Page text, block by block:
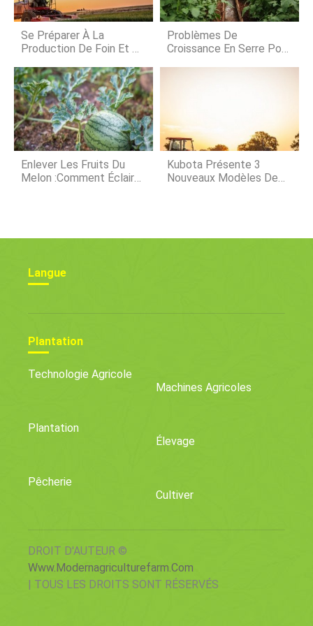
chrysomèles, etc.), et les nématodes
dans le jardin. La rotation des
cultures est une pratique culturelle
simple q
Se Préparer À La
Production De Foin Et De
Problèmes De
Croissance En Serre Pour
Enlever Les Fruits Du
Melon :comment Éclaircir
Kubota Présente 3
Nouveaux Modèles De
Langue
Plantation
Technologie Agricole
Machines Agricoles
Plantation
Élevage
Pêcherie
Cultiver
DROIT D'AUTEUR ©
Www.modernagriculturefarm.com
| TOUS LES DROITS SONT RÉSERVÉS